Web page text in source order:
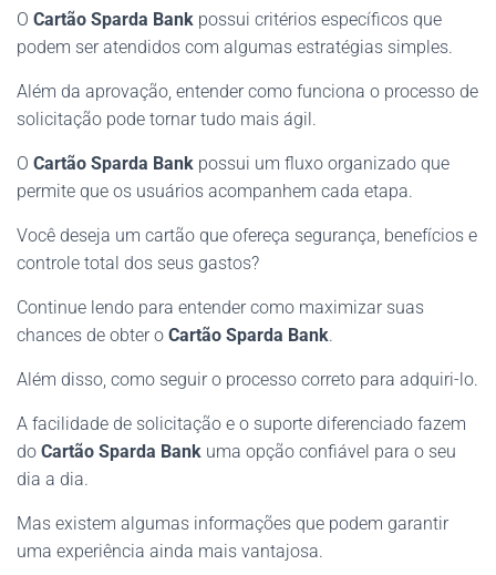
O Cartão Sparda Bank possui critérios específicos que
podem ser atendidos com algumas estratégias simples.
Além da aprovação, entender como funciona o processo de
solicitação pode tornar tudo mais ágil.
O Cartão Sparda Bank possui um fluxo organizado que
permite que os usuários acompanhem cada etapa.
Você deseja um cartão que ofereça segurança, benefícios e
controle total dos seus gastos?
Continue lendo para entender como maximizar suas
chances de obter o Cartão Sparda Bank.
Além disso, como seguir o processo correto para adquiri-lo.
A facilidade de solicitação e o suporte diferenciado fazem
do Cartão Sparda Bank uma opção confiável para o seu
dia a dia.
Mas existem algumas informações que podem garantir
uma experiência ainda mais vantajosa.